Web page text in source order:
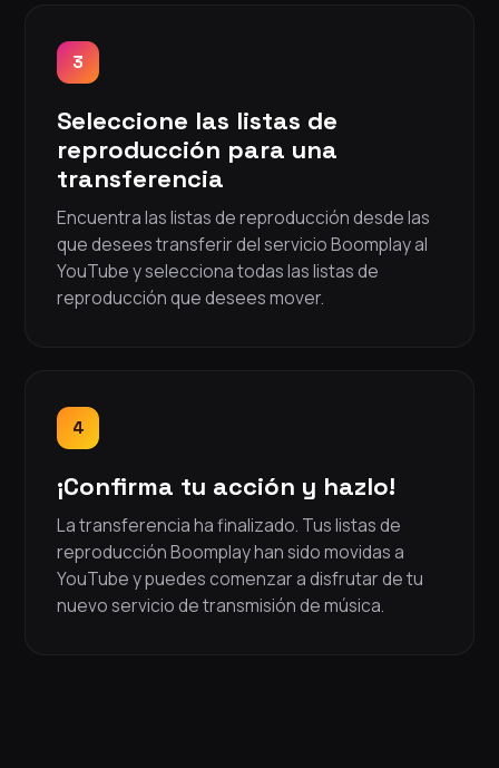
3
Seleccione las listas de
reproducción para una
transferencia
Encuentra las listas de reproducción desde las
que desees transferir del servicio Boomplay al
YouTube y selecciona todas las listas de
reproducción que desees mover.
4
¡Confirma tu acción y hazlo!
La transferencia ha finalizado. Tus listas de
reproducción Boomplay han sido movidas a
YouTube y puedes comenzar a disfrutar de tu
nuevo servicio de transmisión de música.